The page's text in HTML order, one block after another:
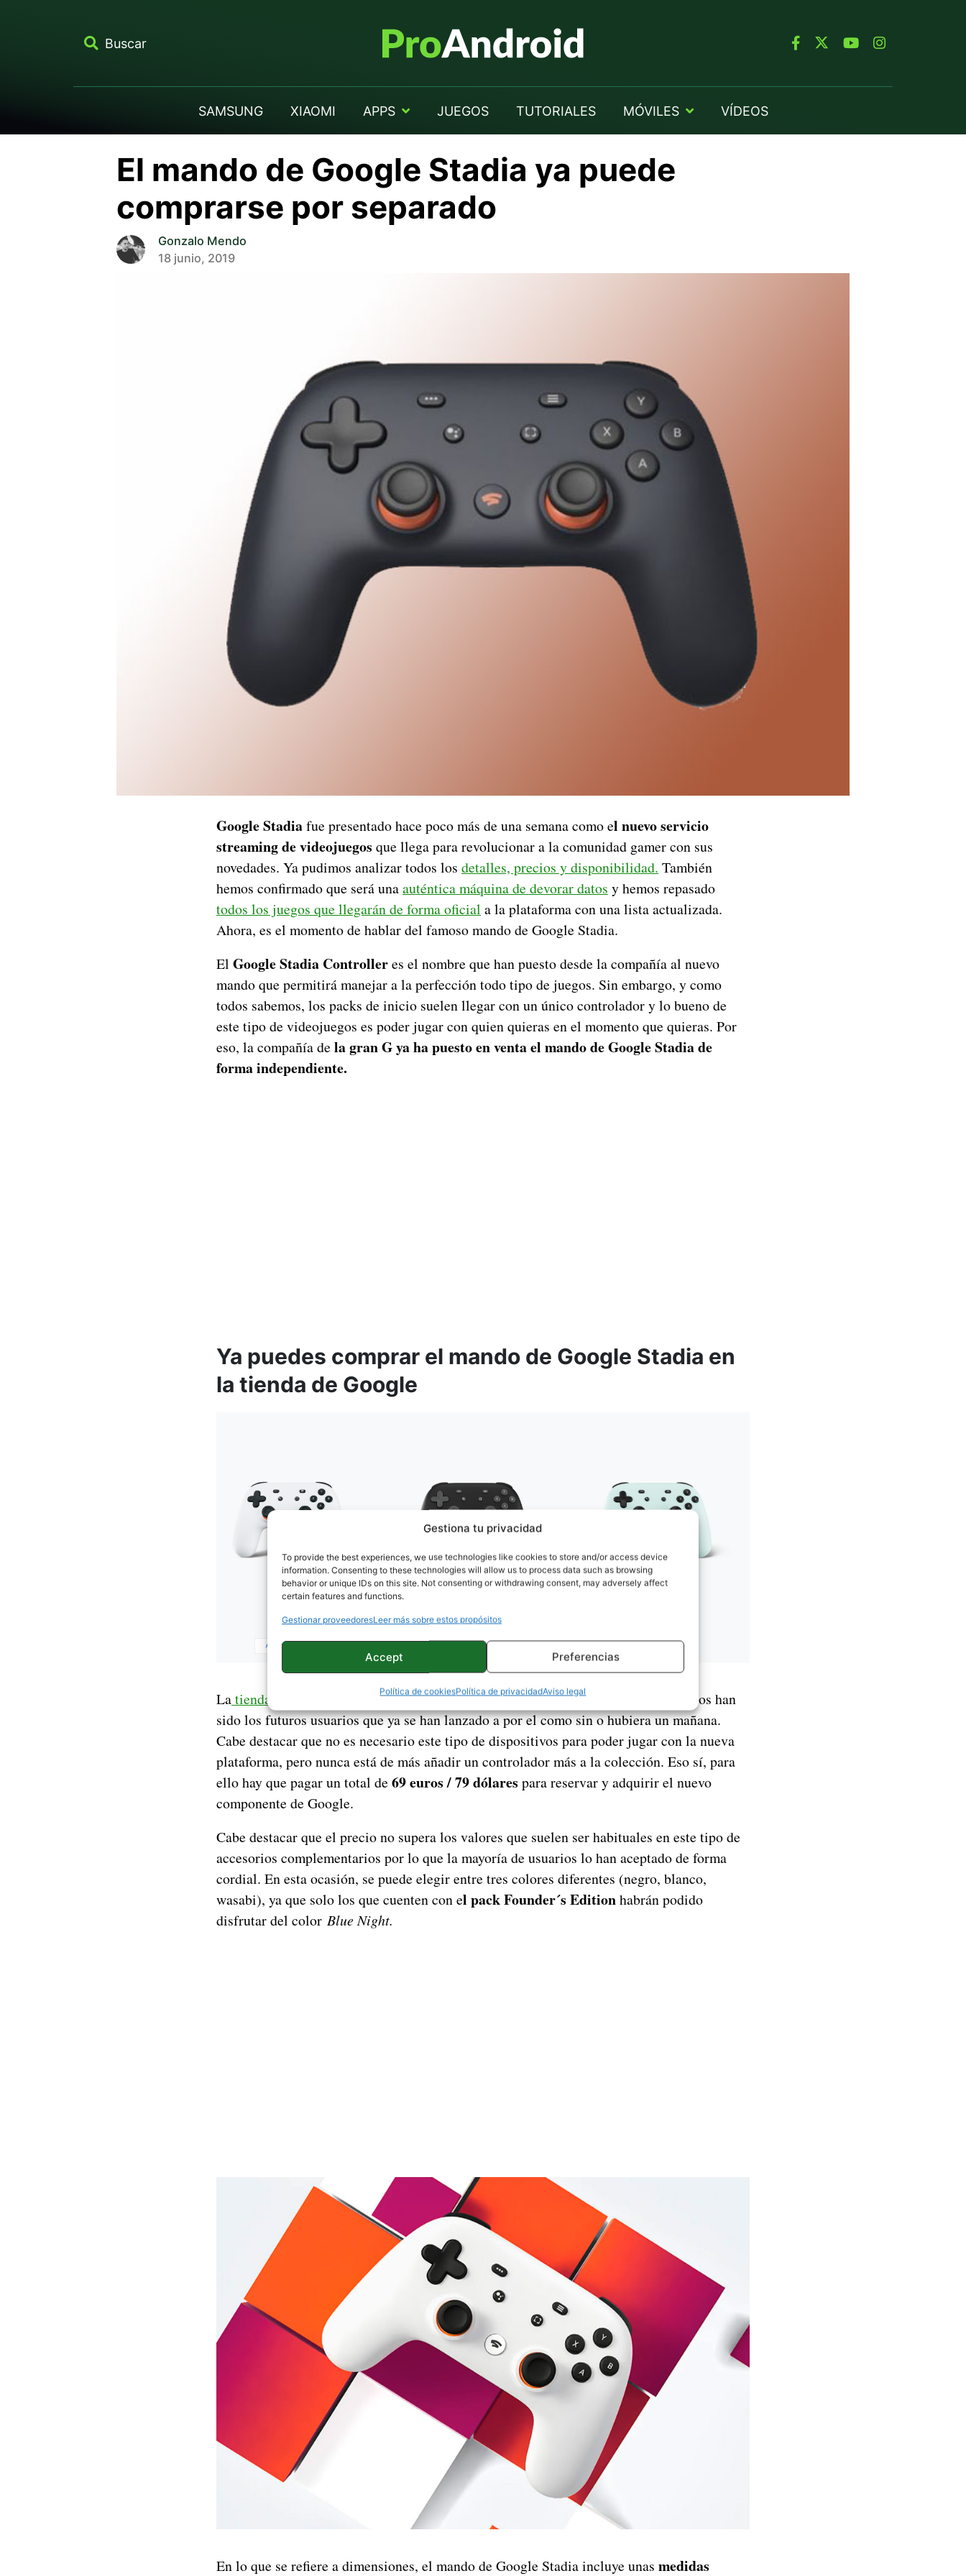
Gestiona tu privacidad
To provide the best experiences, we use technologies like cookies to store and/or access device
information. Consenting to these technologies will allow us to process data such as browsing
behavior or unique IDs on this site. Not consenting or withdrawing consent, may adversely affect
certain features and functions.
Gestionar proveedoresLeer más sobre estos propósitos
Accept Preferencias
Política de cookiesPolítica de privacidadAviso legal
Buscar
SAMSUNG XIAOMI APPS JUEGOS TUTORIALES MÓVILES VÍDEOS
El mando de Google Stadia ya puede
comprarse por separado
Gonzalo Mendo
18 junio, 2019
Google Stadiafue presentado hace poco más de una semana como el nuevo servicio
streaming de videojuegos que llega para revolucionar a la comunidad gamer con sus
novedades. Ya pudimos analizar todos los detalles, precios y disponibilidad. También
hemos confirmado que será unaauténtica máquina de devorar datos y hemos repasado
todos los juegos que llegarán de forma oficial a la plataforma con una lista actualizada.
Ahora, es el momento de hablar del famoso mando de Google Stadia.
El Google Stadia Controlleres el nombre que han puesto desde la compañía al nuevo
mando que permitirá manejar a la perfección todo tipo de juegos. Sin embargo, y como
todos sabemos, los packs de inicio suelen llegar con un único controlador y lo bueno de
este tipo de videojuegos es poder jugar con quien quieras en el momento que quieras. Por
eso, la compañía de la gran G ya ha puesto en venta el mando de Google Stadia de
forma independiente.
Ya puedes comprar el mando de Google Stadia en
la tienda de Google
Latienda oficial de Google
ha puesto a la venta el mando de Google Stadia y muchos han
sido los futuros usuarios que ya se han lanzado a por el como sin o hubiera un mañana.
Cabe destacar que no es necesario este tipo de dispositivos para poder jugar con la nueva
plataforma, pero nunca está de más añadir un controlador más a la colección. Eso sí, para
ello hay que pagar un total de 69 euros / 79 dólares para reservar y adquirir el nuevo
componente de Google.
Cabe destacar que el precio no supera los valores que suelen ser habituales en este tipo de
accesorios complementarios por lo que la mayoría de usuarios lo han aceptado de forma
cordial. En esta ocasión, se puede elegir entre tres colores diferentes (negro, blanco,
wasabi), ya que solo los que cuenten con el pack Founder´s Editionhabrán podido
disfrutar del color Blue Night.
En lo que se refiere a dimensiones, el mando de Google Stadia incluye unas medidas